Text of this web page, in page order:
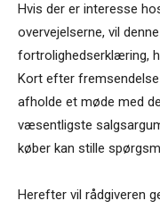
Hvis der er interesse
overvejelserne, vil
fortrolighedserklæring,
Kort efter
afholde et møde med
væsentligste
køber kan stille
Herefter vil rådgiveren